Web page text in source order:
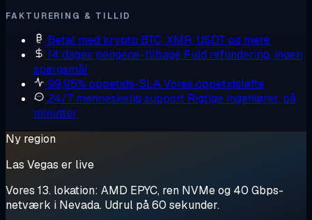
FAKTURERING & TILLID
Betal med krypto BTC, XMR, USDT og mere
14 dages pengene-tilbage Fuld refundering, ingen
spørgsmål
99,95% oppetids-SLAVores oppetidsløfte
24/7 menneskelig support Rigtige ingeniører, på
minutter
Ny region
Las Vegas er live
Vores 13. lokation: AMD EPYC, ren NVMe og 40 Gbps-
netværk i Nevada. Udrul på 60 sekunder.